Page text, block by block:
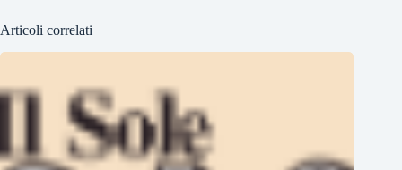
Articoli correlati